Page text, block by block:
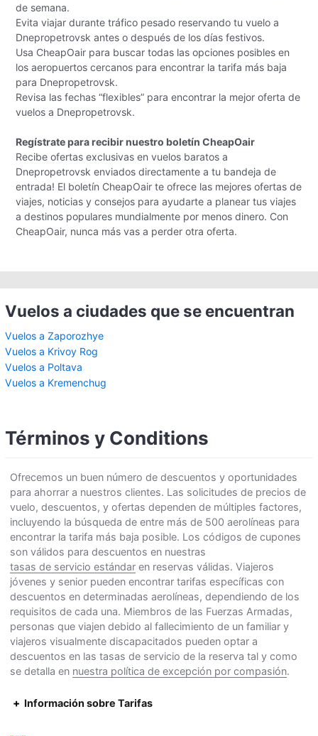
de semana.
Evita viajar durante tráfico pesado reservando tu vuelo a
Dnepropetrovsk antes o después de los días festivos.
Usa CheapOair para buscar todas las opciones posibles en
los aeropuertos cercanos para encontrar la tarifa más baja
para Dnepropetrovsk.
Revisa las fechas “flexibles” para encontrar la mejor oferta de
vuelos a Dnepropetrovsk.
Regístrate para recibir nuestro boletín CheapOair
Recibe ofertas exclusivas en vuelos baratos a
Dnepropetrovsk enviados directamente a tu bandeja de
entrada! El boletín CheapOair te ofrece las mejores ofertas de
viajes, noticias y consejos para ayudarte a planear tus viajes
a destinos populares mundialmente por menos dinero. Con
CheapOair, nunca más vas a perder otra oferta.
Vuelos a ciudades que se encuentran
Vuelos a Zaporozhye
Vuelos a Krivoy Rog
Vuelos a Poltava
Vuelos a Kremenchug
Términos y Conditions
Ofrecemos un buen número de descuentos y oportunidades
para ahorrar a nuestros clientes. Las solicitudes de precios de
vuelo, descuentos, y ofertas dependen de múltiples factores,
incluyendo la búsqueda de entre más de 500 aerolíneas para
encontrar la tarifa más baja posible. Los códigos de cupones
son válidos para descuentos en nuestras
tasas de servicio estándar en reservas válidas. Viajeros
jóvenes y senior pueden encontrar tarifas específicas con
descuentos en determinadas aerolíneas, dependiendo de los
requisitos de cada una. Miembros de las Fuerzas Armadas,
personas que viajen debido al fallecimiento de un familiar y
viajeros visualmente discapacitados pueden optar a
descuentos en las tasas de servicio de la reserva tal y como
se detalla en nuestra política de excepción por compasión.
Información sobre Tarifas